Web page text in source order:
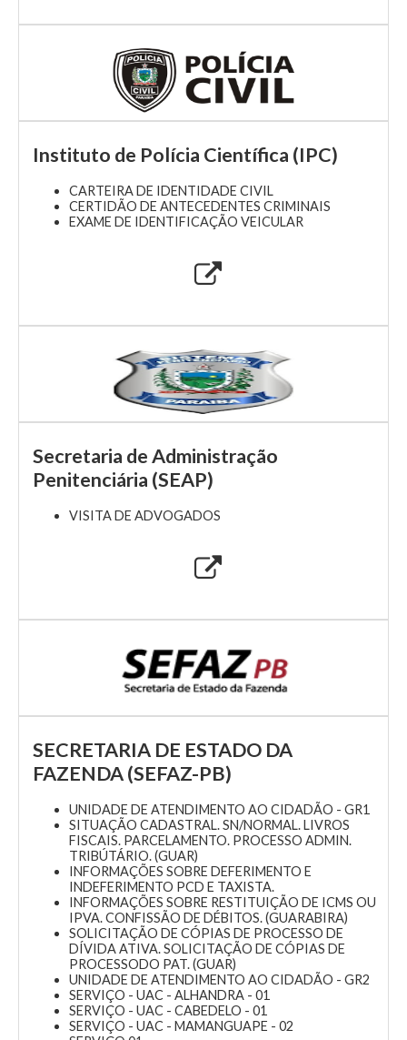
Instituto de Polícia Científica (IPC)
CARTEIRA DE IDENTIDADE CIVIL
CERTIDÃO DE ANTECEDENTES CRIMINAIS
EXAME DE IDENTIFICAÇÃO VEICULAR
Secretaria de Administração
Penitenciária (SEAP)
VISITA DE ADVOGADOS
SECRETARIA DE ESTADO DA
FAZENDA (SEFAZ-PB)
UNIDADE DE ATENDIMENTO AO CIDADÃO - GR1
SITUAÇÃO CADASTRAL. SN/NORMAL. LIVROS
FISCAIS. PARCELAMENTO. PROCESSO ADMIN.
TRIBÚTÁRIO. (GUAR)
INFORMAÇÕES SOBRE DEFERIMENTO E
INDEFERIMENTO PCD E TAXISTA.
INFORMAÇÕES SOBRE RESTITUIÇÃO DE ICMS OU
IPVA. CONFISSÃO DE DÉBITOS. (GUARABIRA)
SOLICITAÇÃO DE CÓPIAS DE PROCESSO DE
DÍVIDA ATIVA. SOLICITAÇÃO DE CÓPIAS DE
PROCESSODO PAT. (GUAR)
UNIDADE DE ATENDIMENTO AO CIDADÃO - GR2
SERVIÇO - UAC - ALHANDRA - 01
SERVIÇO - UAC - CABEDELO - 01
SERVIÇO - UAC - MAMANGUAPE - 02